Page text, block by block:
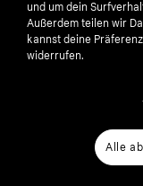
number: 556737-0431
und um dein
Außerdem teilen wir
kannst deine
widerrufen.
Alle